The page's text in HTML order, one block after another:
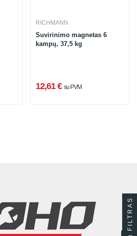
RICHMANN
Suvirinimo magnetas 6
kampų, 37,5 kg
12,61 € su PVM
FILTRAS